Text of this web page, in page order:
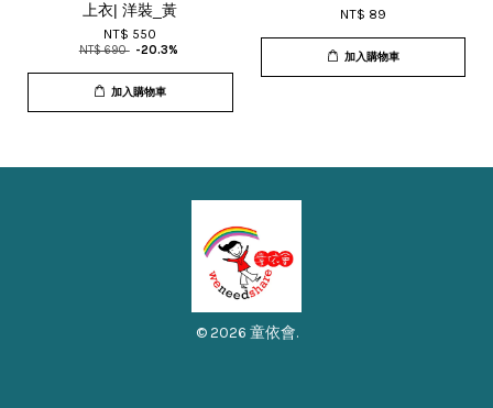
上衣| 洋裝_黃
NT$ 550
NT$ 690 -20.3%
加入購物車
NT$ 89
加入購物車
© 2026 童依會.